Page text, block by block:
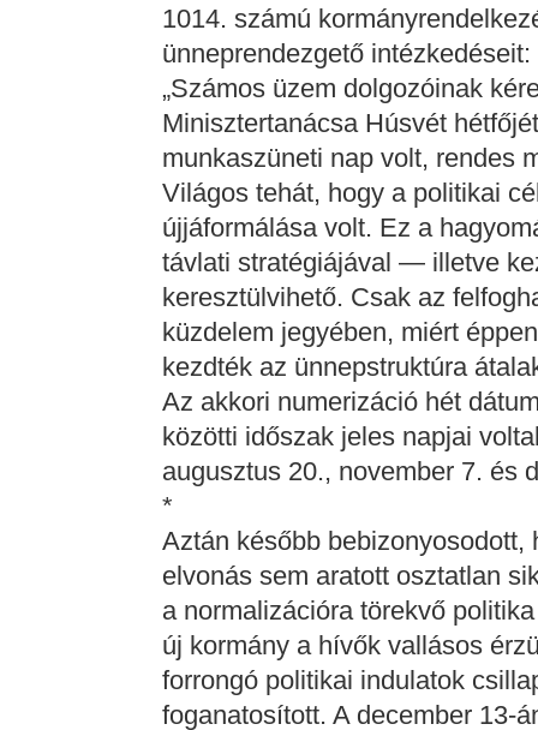
1014. számú
ünneprendezgető intézkedéseit:
„Számos üzem dolgozóinak
Minisztertanácsa Húsvét
munkaszüneti nap volt, rendes
Világos tehát, hogy a politikai
újjáformálása volt. Ez a
távlati stratégiájával — illetve
keresztülvihető. Csak az
küzdelem jegyében, miért
kezdték az ünnepstruktúra
Az akkori numerizáció hét
közötti időszak jeles napjai
augusztus 20., november 7. és
*
Aztán később bebizonyosodott,
elvonás sem aratott osztatlan
a normalizációra törekvő
új kormány a hívők vallásos
forrongó politikai indulatok
foganatosított. A december 13-